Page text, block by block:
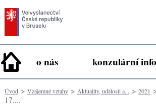
o nás konzulární
Úvod> Vzájemné vztahy> Aktuality, události a... > 2021
17....